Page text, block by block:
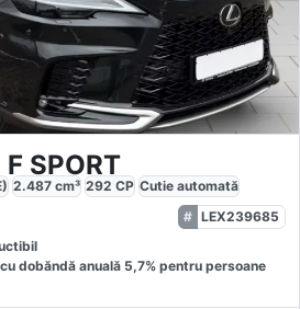
SPORT
2.487 cm³ 292 CP Cutie automată
LEX239685
cu dobăndă anuală 5,7% pentru persoane